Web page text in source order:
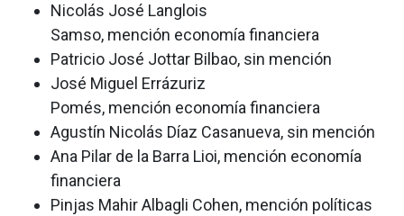
Nicolás José Langlois
Samso, mención economía financiera
Patricio José Jottar Bilbao, sin mención
José Miguel Errázuriz
Pomés, mención economía financiera
Agustín Nicolás Díaz Casanueva, sin mención
Ana Pilar de la Barra Lioi, mención economía
financiera
Pinjas Mahir Albagli Cohen, mención políticas